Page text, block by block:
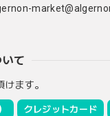
て
ます。
クレジットカード